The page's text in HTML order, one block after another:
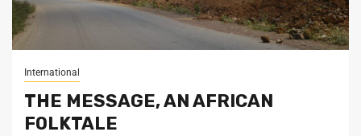
International
THE MESSAGE, AN AFRICAN
FOLKTALE